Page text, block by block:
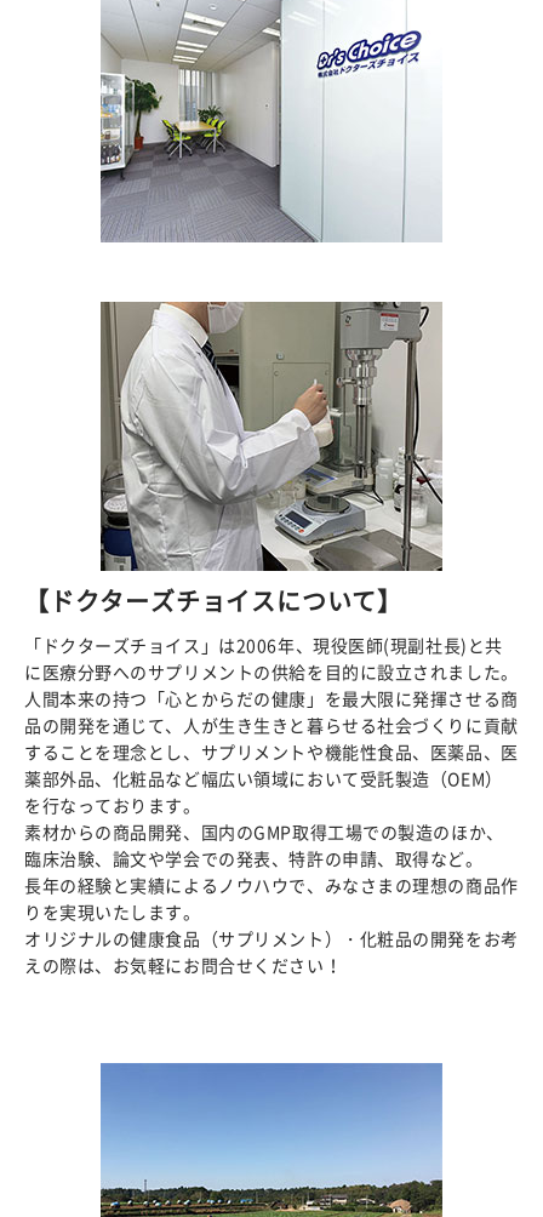
【ドクターズチョイスについて】
「ドクターズチョイス」は2006年、現役医師(現副社長)と共
に医療分野へのサプリメントの供給を目的に設立されました。
人間本来の持つ「心とからだの健康」を最大限に発揮させる商
品の開発を通じて、人が生き生きと暮らせる社会づくりに貢献
することを理念とし、サプリメントや機能性食品、医薬品、医
薬部外品、化粧品など幅広い領域において受託製造（OEM）
を行なっております。
素材からの商品開発、国内のGMP取得工場での製造のほか、
臨床治験、論文や学会での発表、特許の申請、取得など。
長年の経験と実績によるノウハウで、みなさまの理想の商品作
りを実現いたします。
オリジナルの健康食品（サプリメント）・化粧品の開発をお考
えの際は、お気軽にお問合せください！